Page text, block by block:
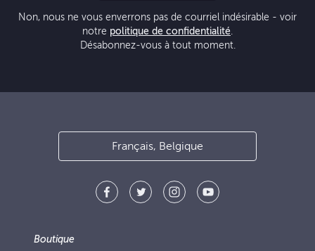
Non, nous ne vous enverrons pas de courriel indésirable - voir
notre politique de confidentialité.
Désabonnez-vous à tout moment.
Français, Belgique
Boutique